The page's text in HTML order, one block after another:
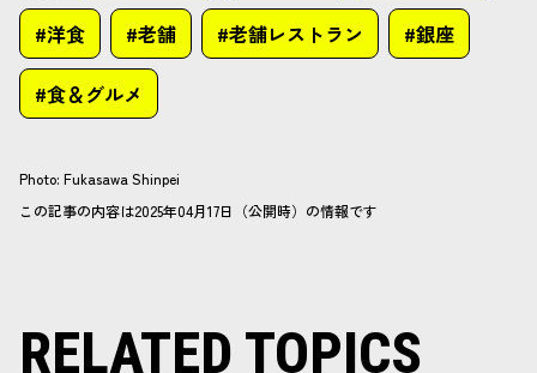
#洋食 #老舗 #老舗レストラン #銀座
#食＆グルメ
Photo: Fukasawa Shinpei
この記事の内容は2025年04月17日（公開時）の情報です
RELATED TOPICS